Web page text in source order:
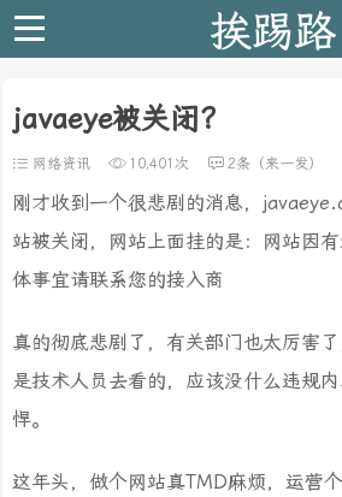
挨踢路
javaeye被关闭?
网络资讯 10,401次 2条（来一发）
刚才收到一个很悲剧的消息，
站被关闭，网站上面挂的是：网站因
体事宜请联系您的接入商
真的彻底悲剧了，有关部门也太厉害
是技术人员去看的，应该没什么违规
悍。
这年头，做个网站真TMD麻烦，运营